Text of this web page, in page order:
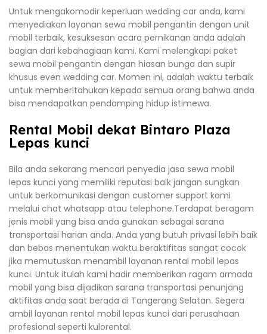
Untuk mengakomodir keperluan wedding car anda, kami
menyediakan layanan sewa mobil pengantin dengan unit
mobil terbaik, kesuksesan acara pernikanan anda adalah
bagian dari kebahagiaan kami. Kami melengkapi paket
sewa mobil pengantin dengan hiasan bunga dan supir
khusus even wedding car. Momen ini, adalah waktu terbaik
untuk memberitahukan kepada semua orang bahwa anda
bisa mendapatkan pendamping hidup istimewa.
Rental Mobil dekat Bintaro Plaza
Lepas kunci
Bila anda sekarang mencari penyedia jasa sewa mobil
lepas kunci yang memiliki reputasi baik jangan sungkan
untuk berkomunikasi dengan customer support kami
melalui chat whatsapp atau telephone.Terdapat beragam
jenis mobil yang bisa anda gunakan sebagai sarana
transportasi harian anda. Anda yang butuh privasi lebih baik
dan bebas menentukan waktu beraktifitas sangat cocok
jika memutuskan menambil layanan rental mobil lepas
kunci. Untuk itulah kami hadir memberikan ragam armada
mobil yang bisa dijadikan sarana transportasi penunjang
aktifitas anda saat berada di Tangerang Selatan. Segera
ambil layanan rental mobil lepas kunci dari perusahaan
profesional seperti kulorental.